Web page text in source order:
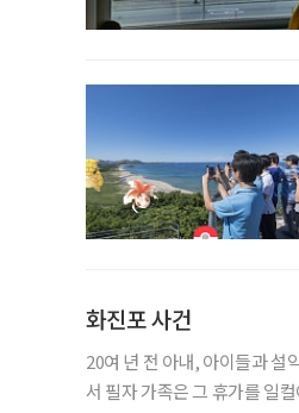
화진포 사건
20여 년 전 아내, 아이들과 설
서 필자 가족은 그 휴가를 일컬어 ‘화진포 사건’이라고 한다. 이